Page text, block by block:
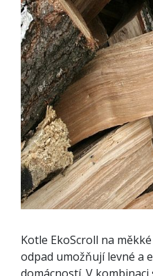
Kotle EkoScroll na
odpad umožňují levné a